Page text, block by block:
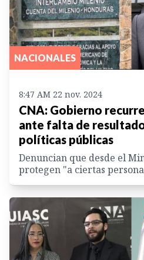
NACIONALES
8:47 AM 22 nov. 2024
CNA: Gobierno
ante falta de
políticas públicas
Denuncian que desde el
protegen "a ciertas